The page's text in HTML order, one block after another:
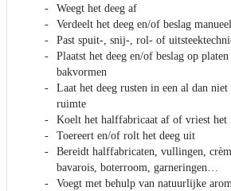
Weegt het deeg af
Verdeelt het deeg en/of beslag
Past spuit-, snij-, rol- of
Plaatst het deeg en/of beslag op
bakvormen
Laat het deeg rusten in een al dan niet
ruimte
Koelt het halffabricaat af of vriest het
Toereert en/of rolt het deeg uit
Bereidt halffabricaten, vullingen,
bavarois, boterroom, garneringen…
Voegt met behulp van natuurlijke